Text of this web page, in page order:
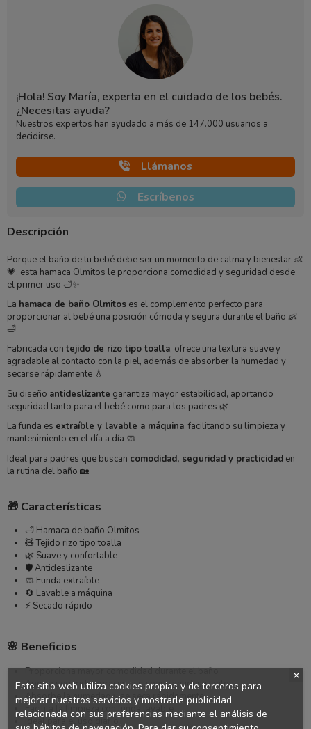
¡Hola! Soy María, experta en el cuidado de los bebés.
¿Necesitas ayuda?
Nuestros expertos han ayudado a más de 147.000 usuarios a
decidirse.
Llámanos
Escríbenos
Descripción
Porque el baño de tu bebé debe ser un momento de calma y bienestar 👶
💗, esta hamaca Olmitos le proporciona comodidad y seguridad desde
el primer uso 🛁✨
La hamaca de baño Olmitoses el complemento perfecto para
proporcionar al bebé una posición cómoda y segura durante el baño 👶
🛁
Fabricada con tejido de rizo tipo toalla, ofrece una textura suave y
agradable al contacto con la piel, además de absorber la humedad y
secarse rápidamente 💧
Su diseño antideslizante garantiza mayor estabilidad, aportando
seguridad tanto para el bebé como para los padres 🌿
La funda es extraíble y lavable a máquina, facilitando su limpieza y
mantenimiento en el día a día 🧼
Ideal para padres que buscan comodidad, seguridad y practicidaden
la rutina del baño 🏡
🎁 Características
🛁 Hamaca de baño Olmitos
🧸 Tejido rizo tipo toalla
🌿 Suave y confortable
🛡️ Antideslizante
🧼 Funda extraíble
🔄 Lavable a máquina
⚡ Secado rápido
🌸 Beneficios
Proporciona mayor comodidad durante el baño
Aporta seguridad gracias a su base antideslizante
Absorbe la humedad y se seca rápidamente
Facilita la limpieza con funda lavable
Ideal para el uso diario
Este sitio web utiliza cookies propias y de terceros para
mejorar nuestros servicios y mostrarle publicidad
relacionada con sus preferencias mediante el análisis de